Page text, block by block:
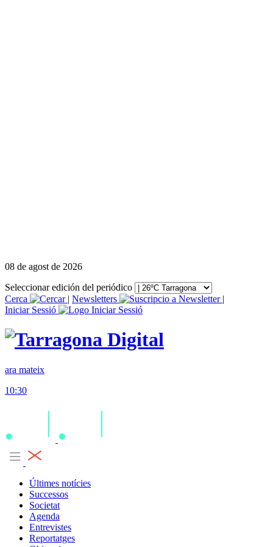
08 de agost de 2026
Seleccionar edición del periódico
Cerca
| Newsletters
|
Iniciar Sessió
ara mateix
10:30
Últimes notícies
Successos
Societat
Agenda
Entrevistes
Reportatges